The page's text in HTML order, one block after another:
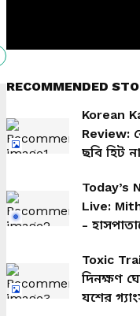
RECOMMENDED
Korean
Review:
ছবি হিট
Today’s
Live:
-
মুখ্যমন্ত্রী,
Toxic
দিনক্ষণ
যশের